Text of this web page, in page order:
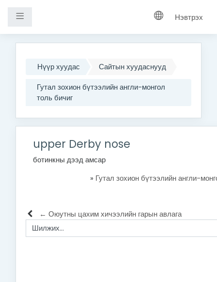
Хажуугийн самбар Нэвтрэх
Нүүр хуудас
Сайтын хуудаснууд
Гутал зохион бүтээлийн англи-монгол
толь бичиг
upper Derby nose
ботинкны дээд амсар
» Гутал зохион бүтээлийн англи-
← Оюутны цахим хичээлийн гарын авлага
Шилжих...